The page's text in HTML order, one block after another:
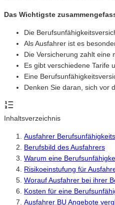
Das Wichtigste
Die
Als Ausfahrer ist es
Die Versicherung zahlt eine
Es gibt verschiedene Tarife
Eine
Denken Sie daran, sich vor
Inhaltsverzeichnis
Ausfahrer
Berufsbild des Ausfahrers
Warum eine
Risikoeinstufung für
Worauf Ausfahrer bei ihrer
Kosten für eine
Ausfahrer BU Angebote